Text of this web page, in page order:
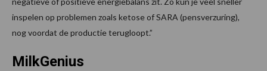
inspelen op problemen zoals ketose of SARA (pensverzuring),
nog voordat de productie terugloopt.”
MilkGenius